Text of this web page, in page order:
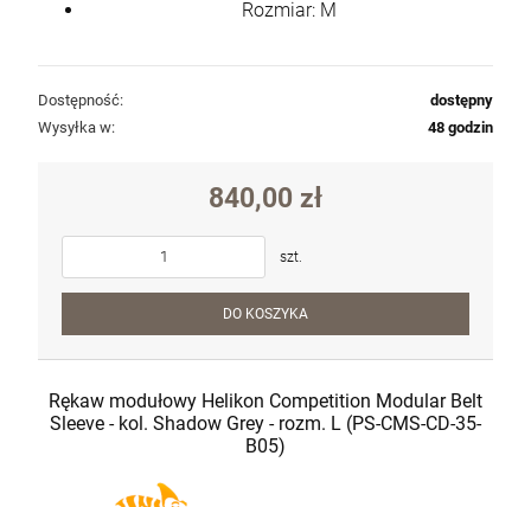
Rozmiar: M
Dostępność:
dostępny
Wysyłka w:
48 godzin
840,00 zł
szt.
DO KOSZYKA
Rękaw modułowy Helikon Competition Modular Belt
Sleeve - kol. Shadow Grey - rozm. L (PS-CMS-CD-35-
B05)